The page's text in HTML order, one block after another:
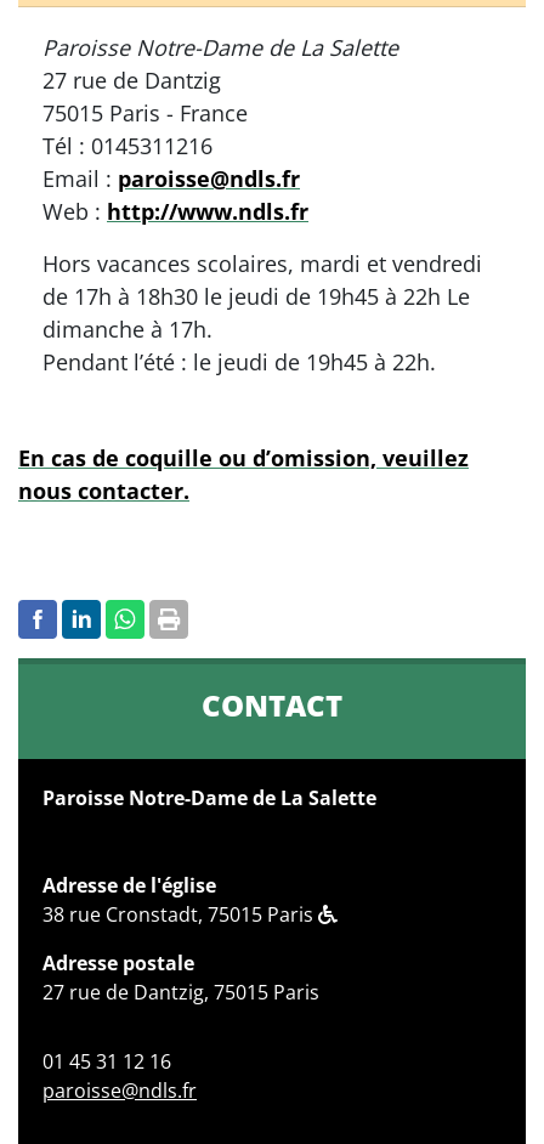
Paroisse Notre-Dame de La Salette
27 rue de Dantzig
75015 Paris - France
Tél : 0145311216
Email : paroisse@ndls.fr
Web : http://www.ndls.fr
Hors vacances scolaires, mardi et vendredi
de 17h à 18h30 le jeudi de 19h45 à 22h Le
dimanche à 17h.
Pendant l’été : le jeudi de 19h45 à 22h.
En cas de coquille ou d’omission, veuillez
nous contacter.
CONTACT
Paroisse Notre-Dame de La Salette
Adresse de l'église
38 rue Cronstadt, 75015 Paris
Adresse postale
27 rue de Dantzig, 75015 Paris
01 45 31 12 16
paroisse@ndls.fr